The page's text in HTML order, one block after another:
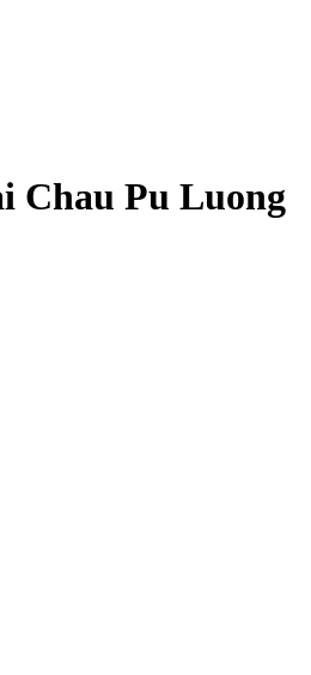
Chau Pu Luong